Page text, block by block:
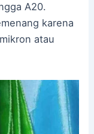
A20.
karena
atau